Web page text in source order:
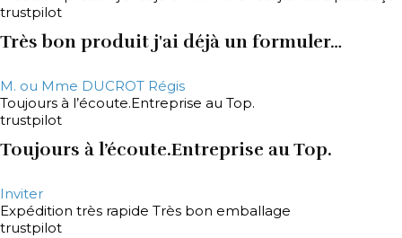
trustpilot
Très bon produit j'ai déjà un formuler…
M. ou Mme DUCROT Régis
Toujours à l’écoute.Entreprise au Top.
trustpilot
Toujours à l’écoute.Entreprise au Top.
Inviter
Expédition très rapide Très bon emballage
trustpilot